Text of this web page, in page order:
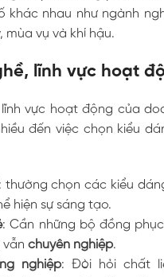
khác nhau như ngành
mùa vụ và khí hậu.
lĩnh vực hoạt
vực hoạt động của
đến việc chọn kiểu
: thường chọn các kiểu
hiện sự sáng tạo.
: Cần những bộ đồng
vẫnchuyên nghiệp.
nghiệp: Đòi hỏi chất